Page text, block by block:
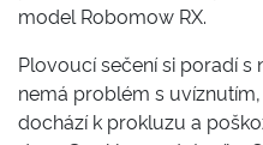
model Robomow RX.
Plovoucí sečení si poradí s
nemá problém s
dochází k prokluzu a